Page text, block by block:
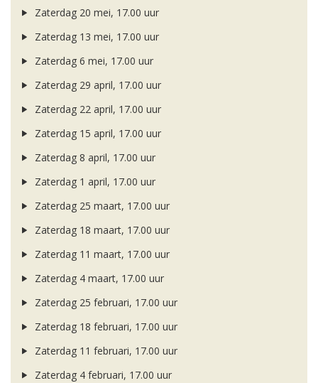
Zaterdag 20 mei, 17.00 uur
Zaterdag 13 mei, 17.00 uur
Zaterdag 6 mei, 17.00 uur
Zaterdag 29 april, 17.00 uur
Zaterdag 22 april, 17.00 uur
Zaterdag 15 april, 17.00 uur
Zaterdag 8 april, 17.00 uur
Zaterdag 1 april, 17.00 uur
Zaterdag 25 maart, 17.00 uur
Zaterdag 18 maart, 17.00 uur
Zaterdag 11 maart, 17.00 uur
Zaterdag 4 maart, 17.00 uur
Zaterdag 25 februari, 17.00 uur
Zaterdag 18 februari, 17.00 uur
Zaterdag 11 februari, 17.00 uur
Zaterdag 4 februari, 17.00 uur